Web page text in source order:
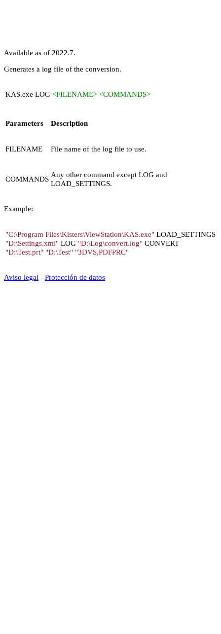
Available as of 2022.7.
Generates a log file of the conversion.
KAS.exe LOG <FILENAME> <COMMANDS>
Parameters Description
FILENAME File name of the log file to use.
COMMANDS
Any other command except LOG and
LOAD_SETTINGS.
Example:
"C:\Program Files\Kisters\ViewStation\KAS.exe" LOAD_SETTINGS
"D:\Settings.xml" LOG "D:\Log\convert.log" CONVERT
"D:\Test.prt" "D:\Test" "3DVS,PDFPRC"
Aviso legal - Protección de datos